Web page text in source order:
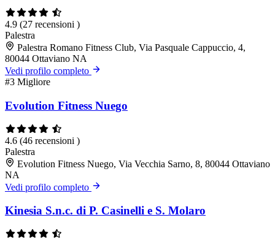
4.9 (27 recensioni )
Palestra
Palestra Romano Fitness Club, Via Pasquale Cappuccio, 4,
80044 Ottaviano NA
Vedi profilo completo
#3 Migliore
Evolution Fitness Nuego
4.6 (46 recensioni )
Palestra
Evolution Fitness Nuego, Via Vecchia Sarno, 8, 80044 Ottaviano
NA
Vedi profilo completo
Kinesia S.n.c. di P. Casinelli e S. Molaro